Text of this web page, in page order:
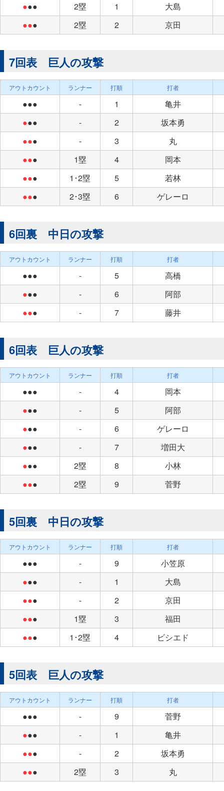
●●● 2塁 1
大島
●●● 2塁 2 京田
7回表 巨人の攻撃
アウトカウント ランナー 打順 打者
●●● - 1
亀井
●●● - 2
坂本勇
●●● - 3
丸
●●● 1塁 4
岡本
●●● 1･2塁 5
若林
●●● 2･3塁 6 ゲレーロ
6回裏 中日の攻撃
アウトカウント ランナー 打順 打者
●●● - 5
高橋
●●● - 6
阿部
●●● - 7 藤井
6回表 巨人の攻撃
アウトカウント ランナー 打順 打者
●●● - 4
岡本
●●● - 5
阿部
●●● - 6
ゲレーロ
●●● - 7
増田大
●●● 2塁 8
小林
●●● 2塁 9 菅野
5回裏 中日の攻撃
アウトカウント ランナー 打順 打者
●●● - 9
小笠原
●●● - 1
大島
●●● - 2
京田
●●● 1塁 3
福田
●●● 1･2塁 4 ビシエド
5回表 巨人の攻撃
アウトカウント ランナー 打順 打者
●●● - 9
菅野
●●● - 1
亀井
●●● - 2
坂本勇
●●● 2塁 3 丸